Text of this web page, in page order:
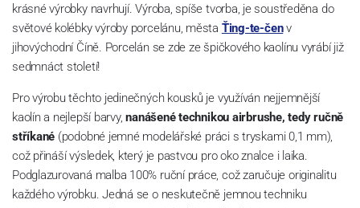
krásné výrobky navrhují. Výroba, spíše tvorba, je soustředěna do
světové kolébky výroby porcelánu, města Ťing-te-čenv
jihovýchodní Číně. Porcelán se zde ze špičkového kaolínu vyrábí již
sedmnáct století!
Pro výrobu těchto jedinečných kousků je využíván nejjemnější
kaolín a nejlepší barvy,nanášené technikou airbrushe, tedy ručně
stříkané (podobné jemné modelářské práci s tryskami 0,1 mm),
což přináší výsledek, který je pastvou pro oko znalce i laika.
Podglazurovaná malba 100% ruční práce, což zaručuje originalitu
každého výrobku. Jedná se o neskutečně jemnou techniku